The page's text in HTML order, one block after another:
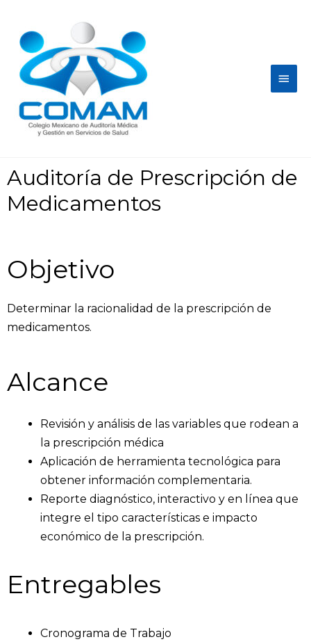
Auditoría de Prescripción de
Medicamentos
Objetivo
Determinar la racionalidad de la prescripción de
medicamentos.
Alcance
Revisión y análisis de las variables que rodean a
la prescripción médica
Aplicación de herramienta tecnológica para
obtener información complementaria.
Reporte diagnóstico, interactivo y en línea que
integre el tipo características e impacto
económico de la prescripción.
Entregables
Cronograma de Trabajo